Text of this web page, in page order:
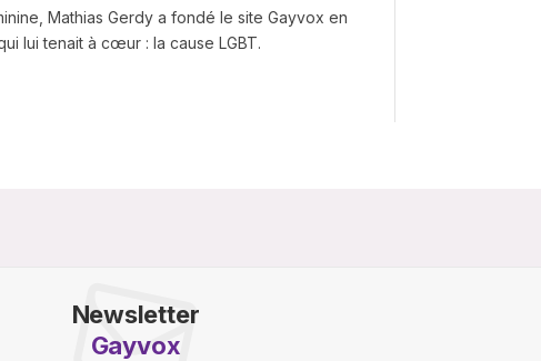
Mathias Gerdy a fondé le site Gayvox en
lui tenait à cœur : la cause LGBT.
Newsletter
Gayvox